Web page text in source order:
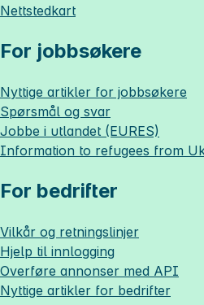
Nettstedkart
For jobbsøkere
Nyttige artikler for jobbsøkere
Spørsmål og svar
Jobbe i utlandet (EURES)
Information to refugees from
For bedrifter
Vilkår og retningslinjer
Hjelp til innlogging
Overføre annonser med API
Nyttige artikler for bedrifter